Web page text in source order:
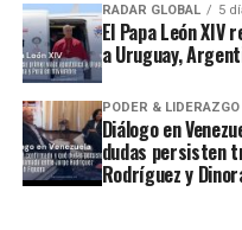
RADAR GLOBAL 5
El Papa León
a Uruguay,
PODER & LIDERAZGO
Diálogo en
dudas persisten
Rodríguez y